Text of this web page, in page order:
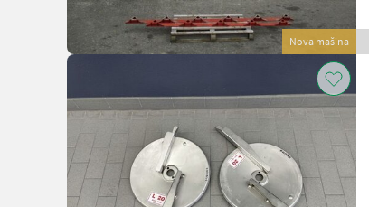
Nova mašina